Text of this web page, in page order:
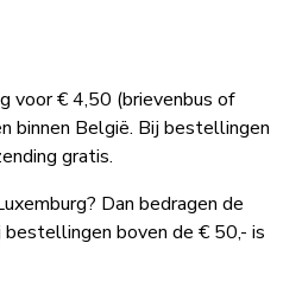
voor € 4,50 (brievenbus of
binnen België. Bij bestellingen
gratis.
Dan bedragen de
boven de € 50,- is